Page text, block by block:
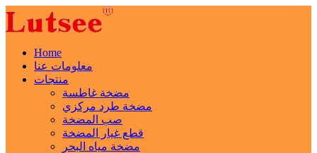
Home
معلومات عنا
منتجات
مضخة غاطسة
مضخة طرد مركزي
صب المضخة
قطع غيار المضخة
مضخة مياه البحر